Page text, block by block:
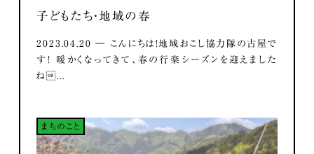
子どもたち・地域の春
2023.04.20 ― こんにちは！地域おこし協力隊の古屋で
す！ 暖かくなってきて、春の行楽シーズンを迎えました
ね...
まちのこと